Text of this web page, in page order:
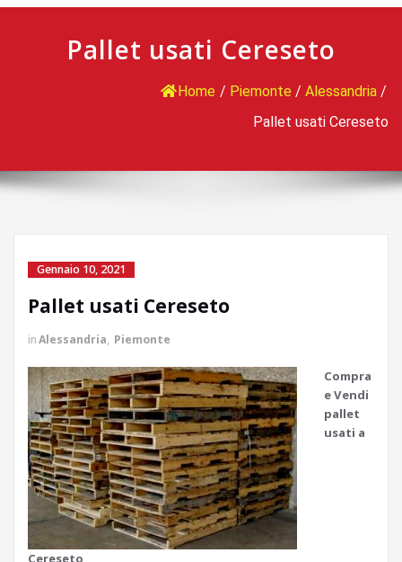
Pallet usati Cereseto
Home / Piemonte / Alessandria /
Pallet usati Cereseto
Gennaio 10, 2021
Pallet usati Cereseto
inAlessandria, Piemonte
Compra
e Vendi
pallet
usati a
Cereseto